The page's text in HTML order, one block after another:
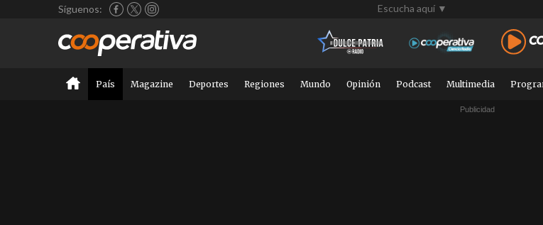
Síguenos: Escucha aquí ▼
País Magazine Deportes Regiones Mundo Opinión Podcast Multimedia